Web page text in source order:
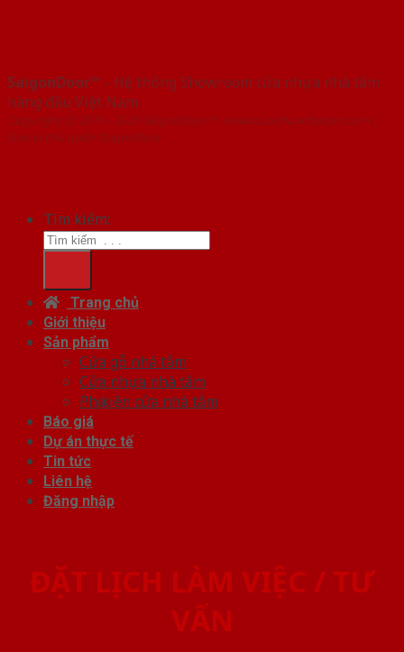
SaigonDoor™ - Hệ thống Showroom cửa nhựa nhà tắm
hàng đầu Việt Nam
Copyright ⓒ 2016 – 2026 SaigonDoor™ - www.cuanhuanhatam.com |
Đơn vị chủ quản SaigonDoor
Tìm kiếm:
Trang chủ
Giới thiệu
Sản phẩm
Cửa gỗ nhà tắm
Cửa nhựa nhà tắm
Phụ kiện cửa nhà tắm
Báo giá
Dự án thực tế
Tin tức
Liên hệ
Đăng nhập
ĐẶT LỊCH LÀM VIỆC / TƯ
VẤN